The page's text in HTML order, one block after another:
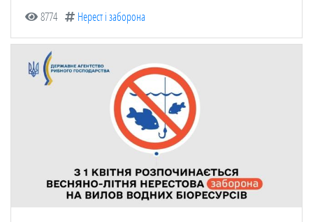
8774 Нерест і заборона